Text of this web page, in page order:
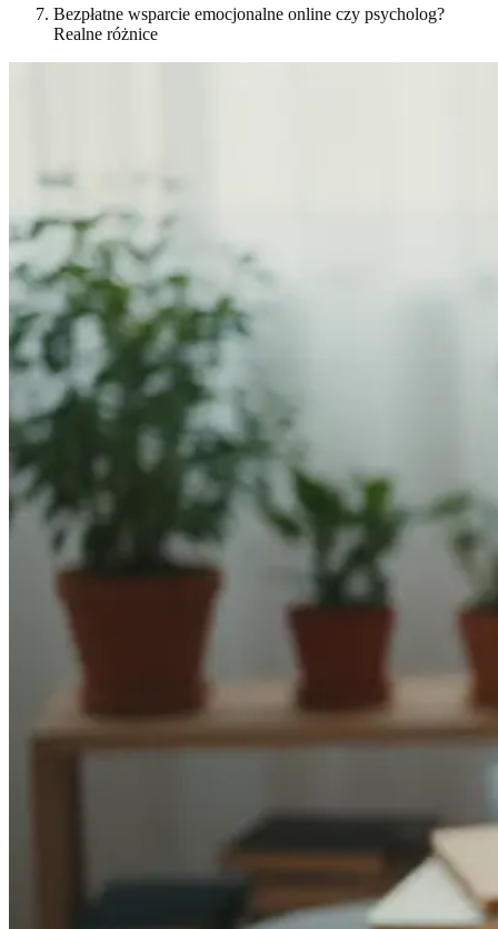
Bezpłatne wsparcie emocjonalne online czy psycholog?
Realne różnice